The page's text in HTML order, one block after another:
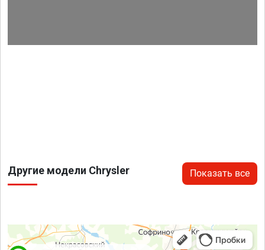
Другие модели Chrysler Показать все